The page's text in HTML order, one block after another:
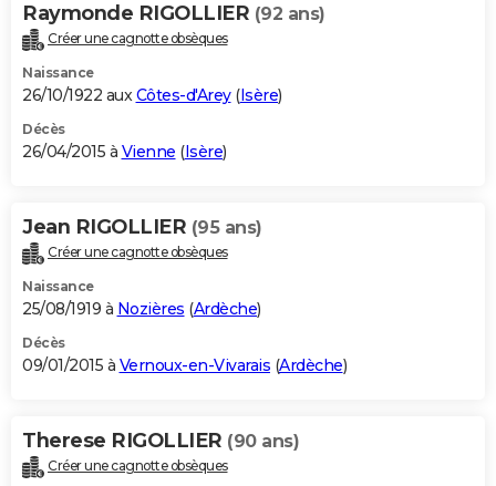
Raymonde RIGOLLIER (92 ans)
Créer une cagnotte obsèques
Naissance
26/10/1922 auxCôtes-d'Arey(Isère)
Décès
26/04/2015 à Vienne (Isère)
Jean RIGOLLIER (95 ans)
Créer une cagnotte obsèques
Naissance
25/08/1919 à Nozières (Ardèche)
Décès
09/01/2015 à Vernoux-en-Vivarais (Ardèche)
Therese RIGOLLIER (90 ans)
Créer une cagnotte obsèques